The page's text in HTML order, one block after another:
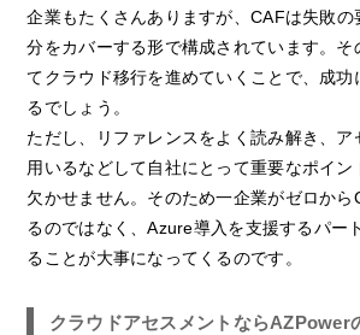
企業もたくさんありますが、CAFは失敗の
分をカバーする形で構成されています。そ
てクラウド移行を進めていくことで、成功
るでしょう。
ただし、リファレンスをよく読み解き、ア
用いるなどして自社にとって重要なポイン
欠かせません。そのため一企業がゼロから
るのではなく、Azure導入を支援するパー
ることが大事になってくるのです。
クラウドアセスメントならAZPower